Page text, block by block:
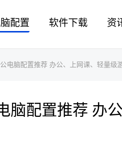
配置 软件下载 资
电脑配置推荐 办公、上网课、轻量级
脑配置推荐 办